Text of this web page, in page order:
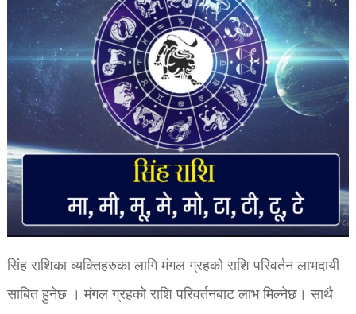
सिंह राशिका व्यक्तिहरुका लागि मंगल ग्रहको राशि परिवर्तन लाभदायी
साबित हुनेछ । मंगल ग्रहको राशि परिवर्तनबाट लाभ मिल्नेछ। साथै